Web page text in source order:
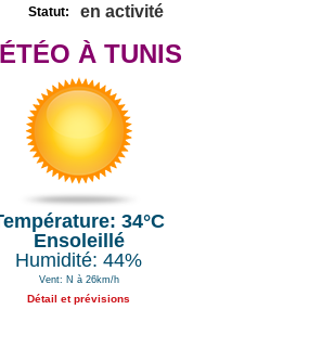
Statut: en activité
À TUNIS
34°C
Ensoleillé
Humidité: 44%
Vent: N à 26km/h
Détail et prévisions